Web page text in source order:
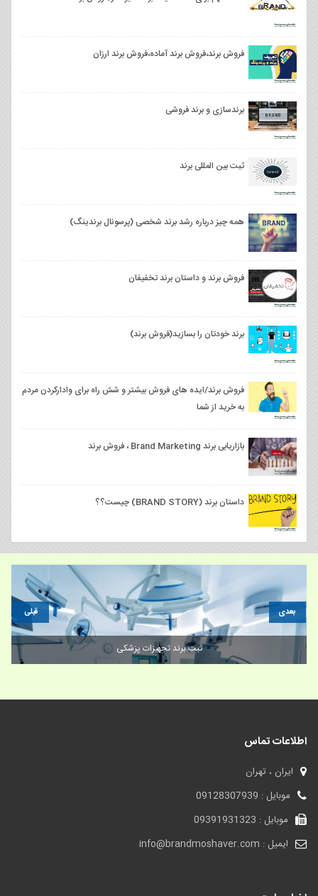
فروش برند،فروش برند آماده،فروش برند ارزان
برندسازی و برند فروشی
ثبت بین المللی برند
همه چیز درباره رشد برند شخصی (پرسونال برندینگ)
فروش برند و داستان برند تخفیفان
برند خودتان را بسازید(فروش برند)
فروش برند/ایده ‌های فروش بیشتر و شش راه برای وادارکردن مردم
به خرید از شما
بازاریابی برند Brand Marketing ، فروش برند
داستان برند (BRAND STORY) چیست؟؟
فروش برند لباس و بهترین مارک برند لباس
قبلی بعدی
اطلاعات تماس
ایران ، تهران
موبایل : 09128307939
موبایل : 09391931323
ایمیل : info@brandmoshaver.com